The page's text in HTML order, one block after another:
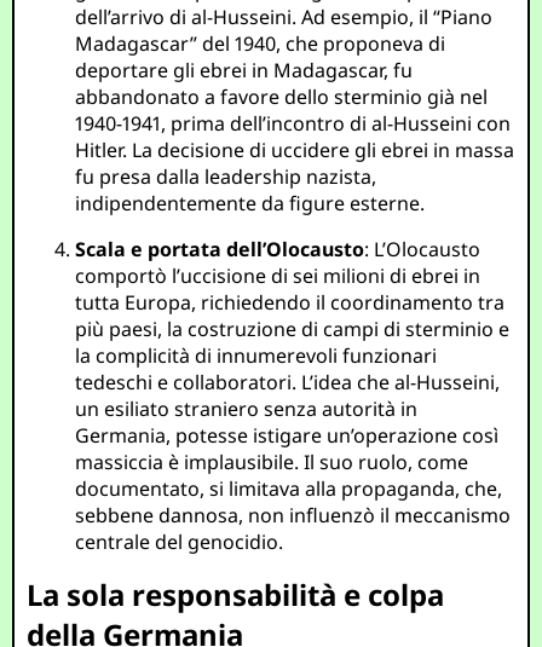
dell’arrivo di al-Husseini. Ad esempio, il “Piano
Madagascar” del 1940, che proponeva di
deportare gli ebrei in Madagascar, fu
abbandonato a favore dello sterminio già nel
1940-1941, prima dell’incontro di al-Husseini con
Hitler. La decisione di uccidere gli ebrei in massa
fu presa dalla leadership nazista,
indipendentemente da figure esterne.
Scala e portata dell’Olocausto: L’Olocausto
comportò l’uccisione di sei milioni di ebrei in
tutta Europa, richiedendo il coordinamento tra
più paesi, la costruzione di campi di sterminio e
la complicità di innumerevoli funzionari
tedeschi e collaboratori. L’idea che al-Husseini,
un esiliato straniero senza autorità in
Germania, potesse istigare un’operazione così
massiccia è implausibile. Il suo ruolo, come
documentato, si limitava alla propaganda, che,
sebbene dannosa, non influenzò il meccanismo
centrale del genocidio.
La sola responsabilità e colpa
della Germania